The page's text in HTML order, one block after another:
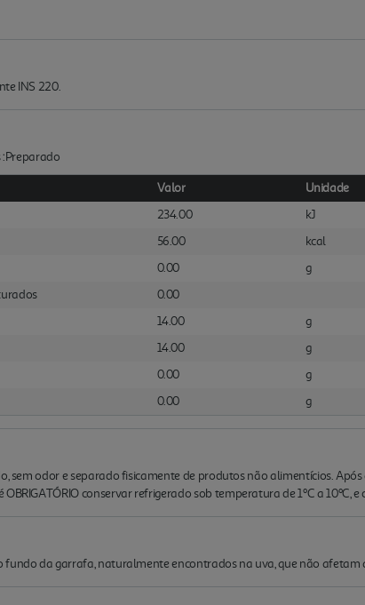
INS 220.
Valor
Unidade
234.00
kJ
56.00
kcal
0.00
g
0.00
14.00
g
14.00
g
0.00
g
0.00 g
sem odor e separado fisicamente de produtos não alimentícios.
conservar refrigerado sob temperatura de 1ºC a 10ºC,
fundo da garrafa, naturalmente encontrados na uva, que não